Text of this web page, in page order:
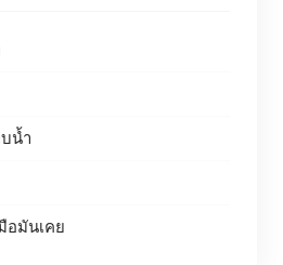
น้ำ
อมันเคย